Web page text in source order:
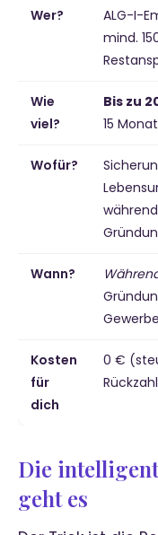
Wer?
ALG-I-
mind.
Wie
viel?
Bis zu
15
Wofür?
Wann?
Kosten
für
dich
0 €
Die
geht es